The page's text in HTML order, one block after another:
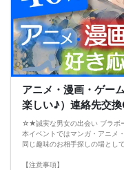
数、男女比率と異なる可能性が
5. 当日は店舗の外ではなく店舗
で来た」旨をお伝えください。
6. お釣りの用意はございません
7. 当日は年齢確認のできる身分
ことが発覚した場合、参加費を
8. 15分以上の遅刻はキャンセル
9. 当日受付にお越しになってか
10. イベント中止に伴うユーザ
泊費、通信費等の返金は行いませ
11. 領収書の発行はいたしかねま
お申し込みが完了した時点で上
8/23(日)20-39アニメ好きコン
アニメ・漫画・ゲー
楽しい♪）連絡先交
☆★誠実な男女の出会い ブラボ
本イベントではマンガ・アニメ
同じ趣味のお相手探しの場とし
【注意事項】